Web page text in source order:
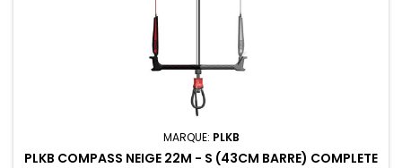
MARQUE: PLKB
PLKB COMPASS NEIGE 22M - S (43CM BARRE) COMPLETE